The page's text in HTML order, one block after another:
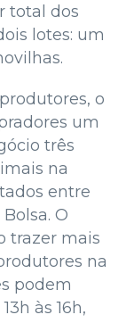
total dos
lotes: um
o
um
três
na
entre
O
trazer mais
na
podem
às 16h,